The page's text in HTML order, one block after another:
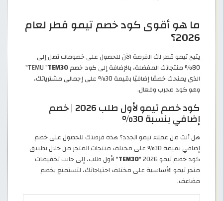
ما هو أقوى كود خصم تيمو قطر لعام
2026؟
يتيح تيمو قطر لك الفرصة الآن للحصول على خصومات تصل إلى
80% منتجاتك المفضلة، بالإضافة إلى كود خصم TEMU "
TEM30
"
الذي يمنحك خصمًا إضافيًا بقيمة 30% على إجمالي مشترياتك،
وهو كود مجرب وفعال.
كود خصم تيمو لأول طلب 2026 | خصم
إضافي بنسبة 30%
هل أنت من عملاء تيمو الجدد؟ هذه فرصتك للحصول على خصم
إضافي بقيمة 30% على مختلف منتجات المتجر من خلال تطبيق
كود خصم تيمو 2026 "
TEM30" لأول طلب، إلى جانب تخفيضات
متجر تيمو الأساسية على مختلف احتياجاتك، لتستمتع بخصم
مضاعف.